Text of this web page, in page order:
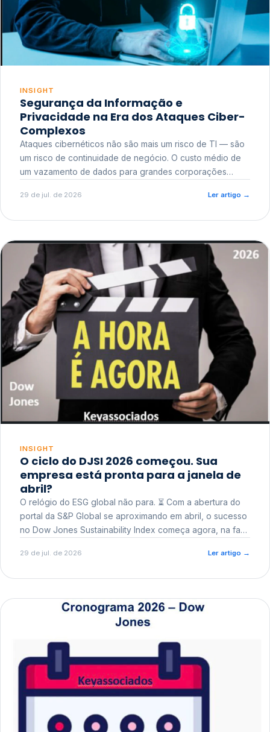
INSIGHT
Segurança da Informação e
Privacidade na Era dos Ataques Ciber-
Complexos
Ataques cibernéticos não são mais um risco de TI — são
um risco de continuidade de negócio. O custo médio de
um vazamento de dados para grandes corporações
reputacional e o risco regulatório junto a órgãos como a
29 de jul. de 2026 Ler artigo →
INSIGHT
O ciclo do DJSI 2026 começou. Sua
empresa está pronta para a janela de
abril?
O relógio do ESG global não para. ⏳ Com a abertura do
portal da S&P Global se aproximando em abril, o sucesso
no Dow Jones Sustainability Index começa agora, na fase
29 de jul. de 2026 Ler artigo →